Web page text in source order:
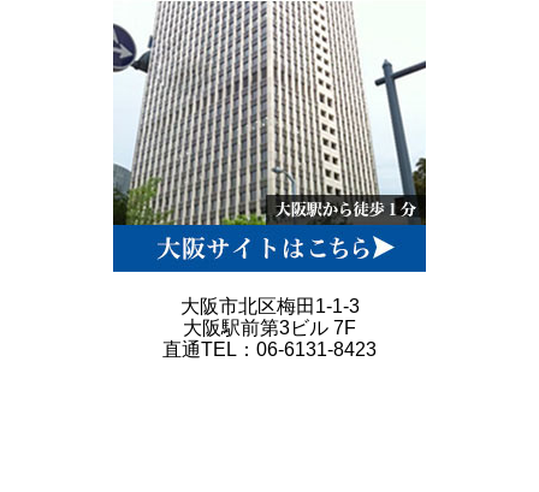
大阪市北区梅田1-1-3
大阪駅前第3ビル 7F
直通TEL：06-6131-8423